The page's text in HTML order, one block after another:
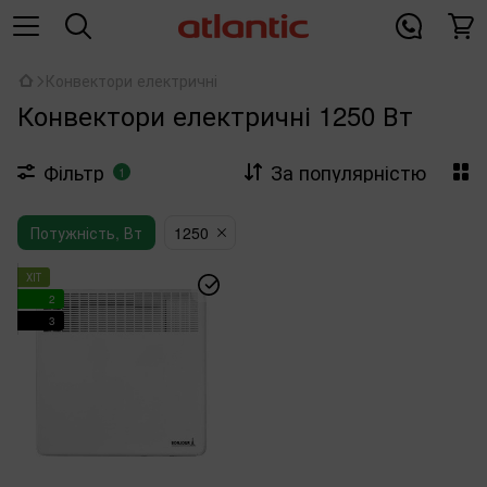
Конвектори електричні
Конвектори електричні 1250 Вт
Фільтр 1 За популярністю
Потужність, Вт 1250
ХІТ
2
3